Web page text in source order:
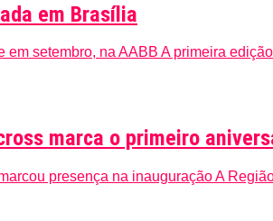
em Brasília
em setembro, na AABB A primeira
marca o primeiro
presença na inauguração A